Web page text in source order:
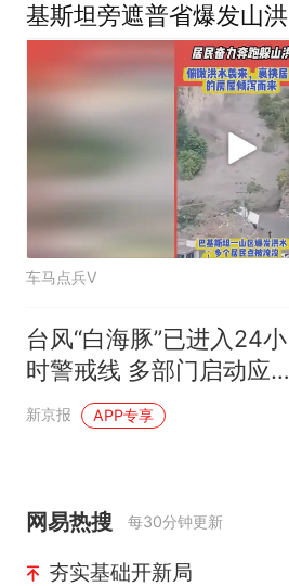
基斯坦旁遮普省爆发山洪
车马点兵V
台风“白海豚”已进入24小
时警戒线 多部门启动应急
响应
新京报 APP专享
网易热搜 每30分钟更新
夯实基础开新局